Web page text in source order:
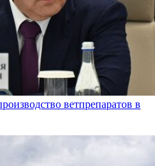
ветпрепаратов в